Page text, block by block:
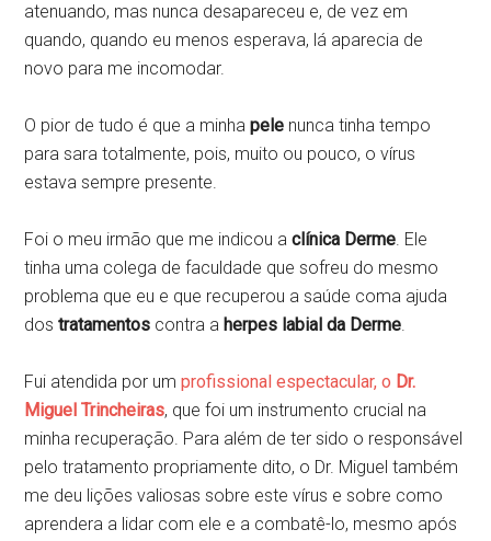
atenuando, mas nunca desapareceu e, de vez em
quando, quando eu menos esperava, lá aparecia de
novo para me incomodar.
O pior de tudo é que a minhapele nunca tinha tempo
para sara totalmente, pois, muito ou pouco, o vírus
estava sempre presente.
Foi o meu irmão que me indicou aclínica Derme. Ele
tinha uma colega de faculdade que sofreu do mesmo
problema que eu e que recuperou a saúde coma ajuda
dostratamentos contra aherpes labial da Derme.
Fui atendida por umprofissional espectacular, o Dr.
Miguel Trincheiras, que foi um instrumento crucial na
minha recuperação. Para além de ter sido o responsável
pelo tratamento propriamente dito, o Dr. Miguel também
me deu lições valiosas sobre este vírus e sobre como
aprendera a lidar com ele e a combatê-lo, mesmo após